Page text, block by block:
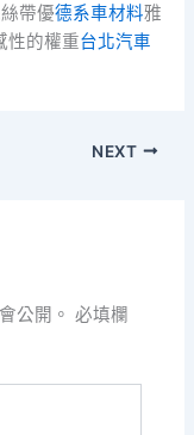
帶優德系車材料雅
性的權重台北汽車
NEXT
公開。 必填欄